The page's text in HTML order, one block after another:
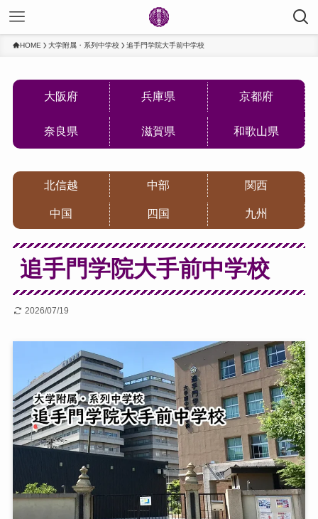
HOME 大学附属・系列中学校 追手門学院大手前中学校
大阪府 兵庫県 京都府
奈良県 滋賀県 和歌山県
北信越 中部 関西
中国 四国 九州
追手門学院大手前中学校
2026/07/19